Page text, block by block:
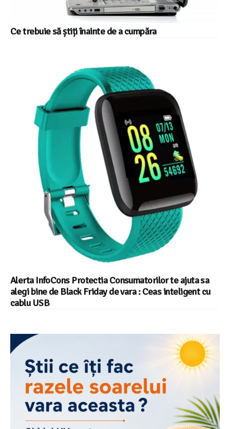
Ce trebuie să știți înainte de a cumpăra
Alerta InfoCons Protectia Consumatorilor te ajuta sa
alegi bine de Black Friday de vara : Ceas inteligent cu
cablu USB